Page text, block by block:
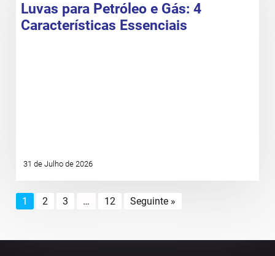
Luvas para Petróleo e Gás: 4
Características Essenciais
31 de Julho de 2026
1 2 3 … 12 Seguinte »